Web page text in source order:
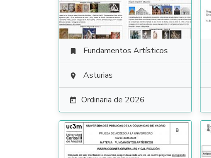
 Fundamentos Artísticos
 Asturias
 Ordinaria de 2026